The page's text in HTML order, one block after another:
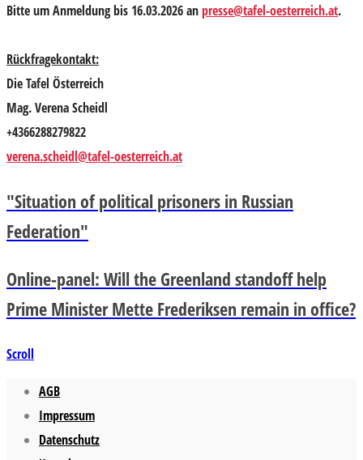
Bitte um Anmeldung bis 16.03.2026 anpresse@tafel-oesterreich.at.
Rückfragekontakt:
Die Tafel Österreich
Mag. Verena Scheidl
+4366288279822
verena.scheidl@tafel-oesterreich.at
"Situation of political prisoners in Russian
Federation"
Online-panel: Will the Greenland standoff help
Prime Minister Mette Frederiksen remain in office?
Scroll
AGB
Impressum
Datenschutz